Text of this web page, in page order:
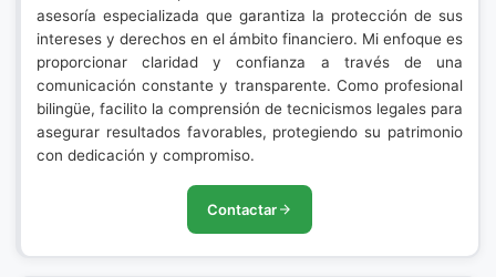
asesoría especializada que garantiza la protección de sus
intereses y derechos en el ámbito financiero. Mi enfoque es
proporcionar claridad y confianza a través de una
comunicación constante y transparente. Como profesional
bilingüe, facilito la comprensión de tecnicismos legales para
asegurar resultados favorables, protegiendo su patrimonio
con dedicación y compromiso.
Contactar